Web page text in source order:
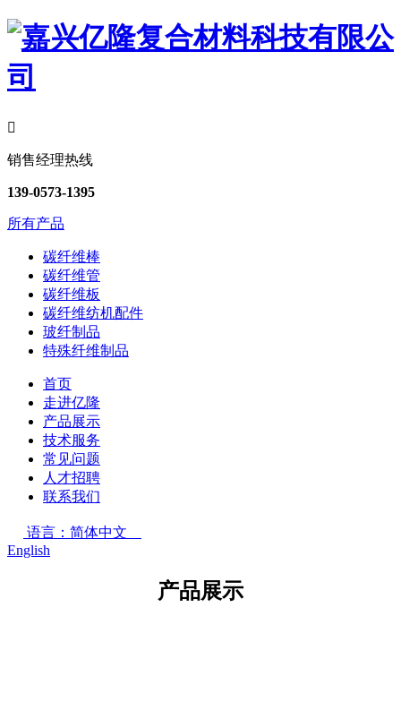

销售经理热线
139-0573-1395
所有产品
碳纤维棒
碳纤维管
碳纤维板
碳纤维纺机配件
玻纤制品
特殊纤维制品
首页
走进亿隆
产品展示
技术服务
常见问题
人才招聘
联系我们
语言：简体中文
English
产品展示